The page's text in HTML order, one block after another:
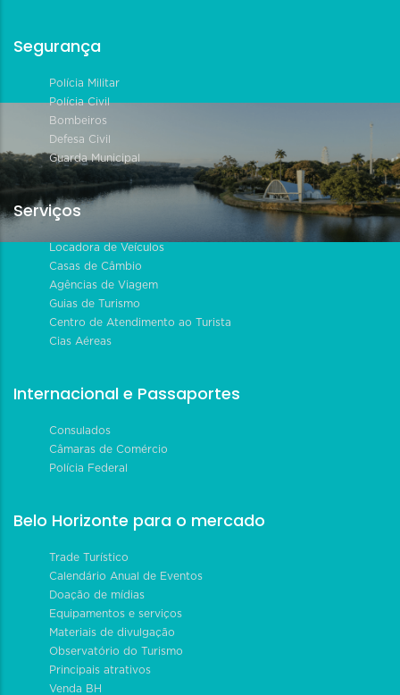
Segurança
Polícia Militar
Polícia Civil
Bombeiros
Defesa Civil
Guarda Municipal
Serviços
Locadora de Veículos
Casas de Câmbio
Agências de Viagem
Guias de Turismo
Centro de Atendimento ao Turista
Cias Aéreas
Internacional e Passaportes
Consulados
Câmaras de Comércio
Polícia Federal
Belo Horizonte para o mercado
Trade Turístico
Calendário Anual de Eventos
Doação de mídias
Equipamentos e serviços
Materiais de divulgação
Observatório do Turismo
Principais atrativos
Venda BH